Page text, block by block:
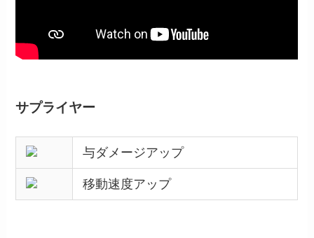
サプライヤー
与ダメージアップ
移動速度アップ